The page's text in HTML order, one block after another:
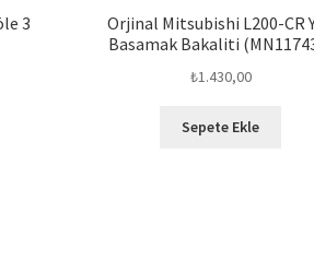
3
Orjinal Mitsubishi L200-CR
Basamak Bakaliti
₺1.430,00
Sepete Ekle